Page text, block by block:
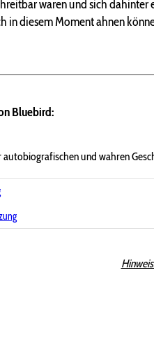
waren und sich
in diesem Moment ahnen
Bluebird:
autobiografischen und wahren